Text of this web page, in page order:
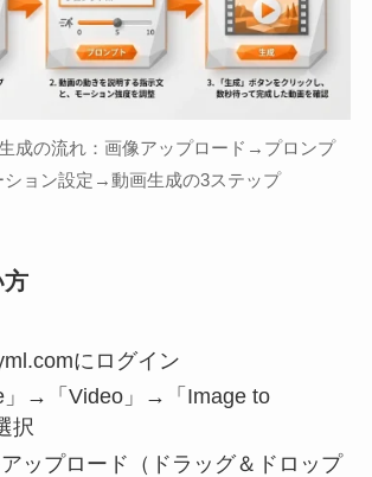
成の流れ：画像アップロード→プロンプ
ション設定→動画生成の3ステップ
方
にログイン
」→「Video」→「Image to
択
ップロード（ドラッグ＆ドロップ